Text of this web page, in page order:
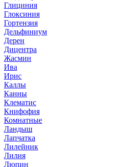
Глициния
Глоксиния
Гортензия
Дельфиниум
Дерен
Дицентра
Жасмин
Ива
Ирис
Каллы
Канны
Клематис
Книфофия
Комнатные
Ландыш
Лапчатка
Лилейник
Лилия
Люпин